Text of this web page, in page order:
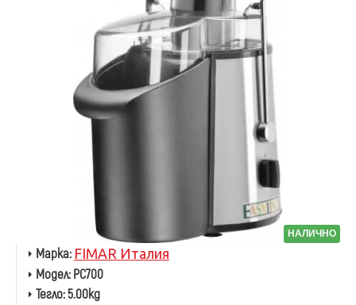
НАЛИЧНО
Марка: FIMAR Италия
Модел:PC700
Тегло:5.00kg